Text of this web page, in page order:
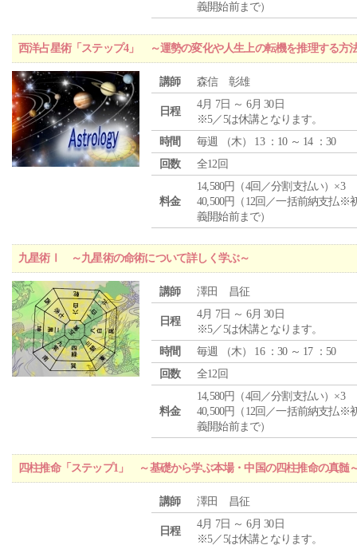
義開始前まで）
西洋占星術「ステップ4」 ～運勢の変化や人生上の転機を推理する方
講師 森信 彰雄
日程
4月 7日 ～ 6月 30日
※5／5は休講となります。
時間
毎週 （木） 13 ：10 ～ 14 ：30
回数
全12回
料金
14,580円（4回／分割支払い）×3
40,500円（12回／一括前納支払※
義開始前まで）
九星術Ⅰ ～九星術の命術について詳しく学ぶ～
講師 澤田 昌征
日程
4月 7日 ～ 6月 30日
※5／5は休講となります。
時間
毎週 （木） 16 ：30 ～ 17 ：50
回数
全12回
料金
14,580円（4回／分割支払い）×3
40,500円（12回／一括前納支払※
義開始前まで）
四柱推命「ステップ1」 ～基礎から学ぶ本場・中国の四柱推命の真髄
講師 澤田 昌征
日程
4月 7日 ～ 6月 30日
※5／5は休講となります。